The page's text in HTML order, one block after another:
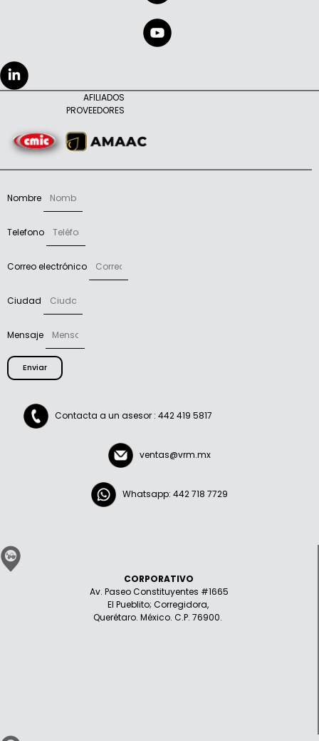
AFILIADOS
PROVEEDORES
Nombre
Telefono
Correo electrónico
Ciudad
Mensaje
Enviar
Contacta a un asesor : 442 419 5817
ventas@vrm.mx
Whatsapp: 442 718 7729
CORPORATIVO
Av. Paseo Constituyentes #1665
El Pueblito; Corregidora,
Querétaro. México. C.P. 76900.